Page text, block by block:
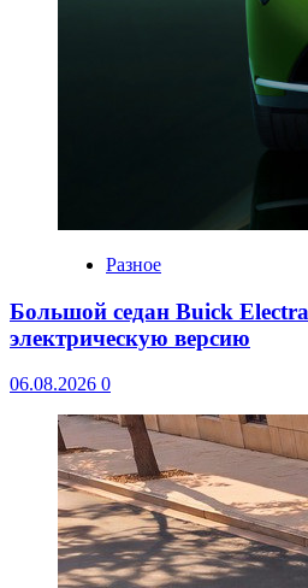
Разное
Большой седан Buick
электрическую версию
06.08.2026 0